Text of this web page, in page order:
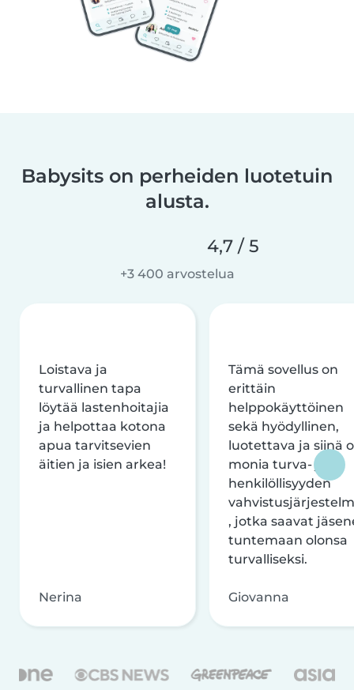
Babysits on perheiden luotetuin
alusta.
4,7 / 5
+3 400 arvostelua
Loistava ja
turvallinen tapa
löytää lastenhoitajia
ja helpottaa kotona
apua tarvitsevien
äitien ja isien arkea!
Nerina
Tämä sovellus on
erittäin
helppokäyttöinen
sekä hyödyllinen,
luotettava ja siinä
monia turva- ja
henkilöllisyyden
, jotka saavat
tuntemaan olonsa
turvalliseksi.
Giovanna